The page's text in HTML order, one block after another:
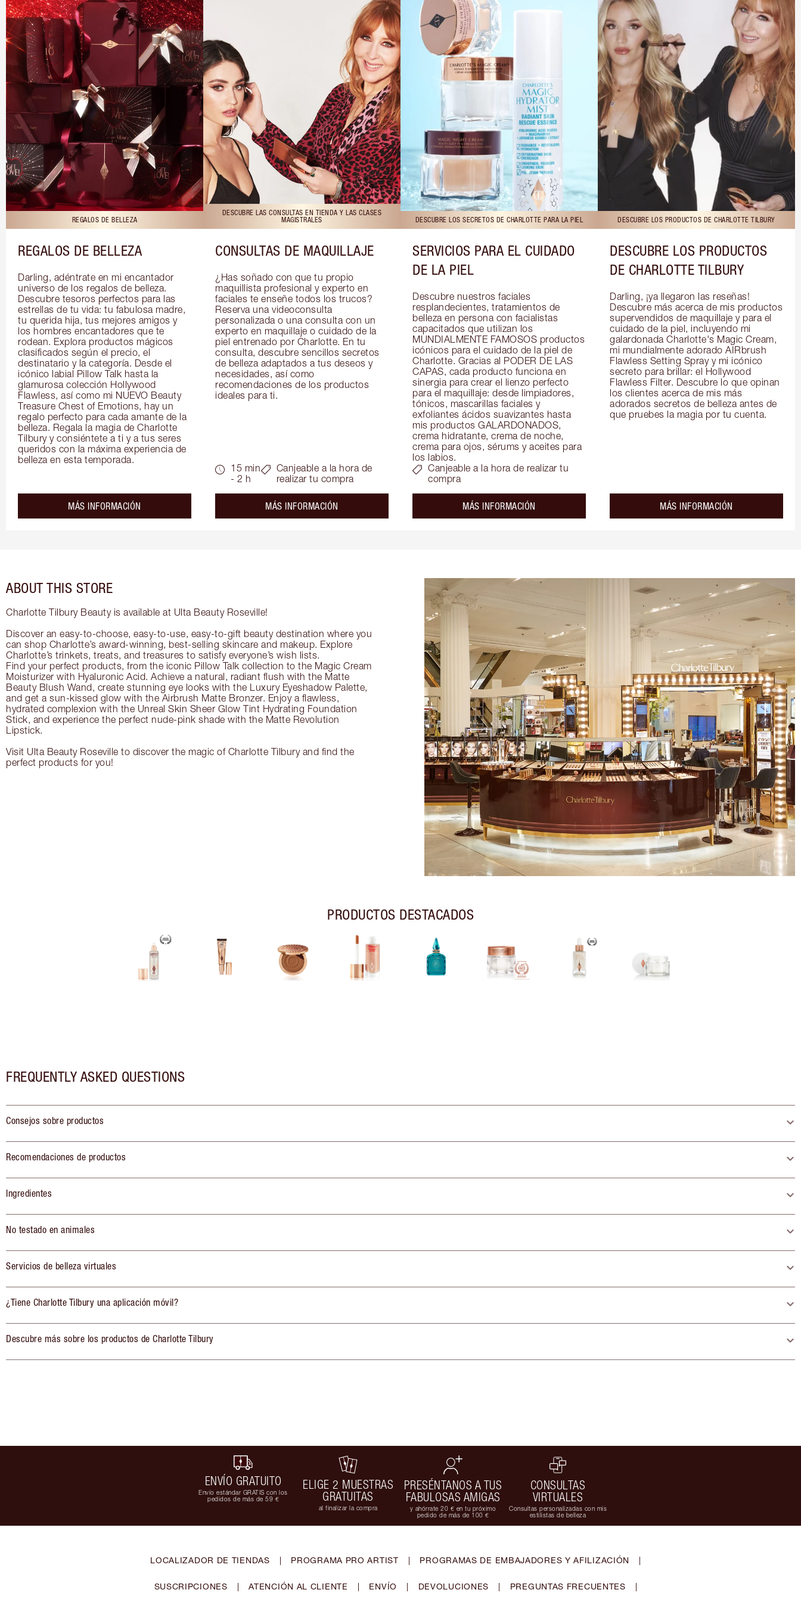
REGALOS DE BELLEZA
REGALOS DE BELLEZA
Darling, adéntrate en mi encantador
universo de los regalos de belleza.
Descubre tesoros perfectos para las
estrellas de tu vida: tu fabulosa madre,
tu querida hija, tus mejores amigos y
los hombres encantadores que te
rodean. Explora productos mágicos
clasificados según el precio, el
destinatario y la categoría. Desde el
icónico labial Pillow Talk hasta la
glamurosa colección Hollywood
Flawless, así como mi NUEVO Beauty
Treasure Chest of Emotions, hay un
regalo perfecto para cada amante de la
belleza. Regala la magia de Charlotte
Tilbury y consiéntete a ti y a tus seres
queridos con la máxima experiencia de
belleza en esta temporada.
MÁS INFORMACIÓN
DESCUBRE LAS CONSULTAS EN TIENDA Y LAS CLASES
MAGISTRALES
CONSULTAS DE MAQUILLAJE
¿Has soñado con que tu propio
maquillista profesional y experto en
faciales te enseñe todos los trucos?
Reserva una videoconsulta
personalizada o una consulta con un
experto en maquillaje o cuidado de la
piel entrenado por Charlotte. En tu
consulta, descubre sencillos secretos
de belleza adaptados a tus deseos y
necesidades, así como
recomendaciones de los productos
ideales para ti.
15 min
- 2 h
Canjeable a la hora de
realizar tu compra
MÁS INFORMACIÓN
DESCUBRE LOS SECRETOS DE CHARLOTTE PARA LA PIEL
SERVICIOS PARA EL CUIDADO
DE LA PIEL
Descubre nuestros faciales
resplandecientes, tratamientos de
belleza en persona con facialistas
capacitados que utilizan los
MUNDIALMENTE FAMOSOS productos
icónicos para el cuidado de la piel de
Charlotte. Gracias al PODER DE LAS
CAPAS, cada producto funciona en
sinergia para crear el lienzo perfecto
para el maquillaje: desde limpiadores,
tónicos, mascarillas faciales y
exfoliantes ácidos suavizantes hasta
mis productos GALARDONADOS,
crema hidratante, crema de noche,
crema para ojos, sérums y aceites para
los labios.
Canjeable a la hora de realizar tu
compra
MÁS INFORMACIÓN
DESCUBRE LOS PRODUCTOS DE CHARLOTTE TILBURY
DESCUBRE LOS PRODUCTOS
DE CHARLOTTE TILBURY
Darling, ¡ya llegaron las reseñas!
Descubre más acerca de mis productos
supervendidos de maquillaje y para el
cuidado de la piel, incluyendo mi
galardonada Charlotte's Magic Cream,
mi mundialmente adorado AIRbrush
Flawless Setting Spray y mi icónico
secreto para brillar: el Hollywood
Flawless Filter. Descubre lo que opinan
los clientes acerca de mis más
adorados secretos de belleza antes de
que pruebes la magia por tu cuenta.
MÁS INFORMACIÓN
ABOUT THIS STORE
Charlotte Tilbury Beauty is available at Ulta Beauty Roseville!
Discover an easy-to-choose, easy-to-use, easy-to-gift beauty destination where you
can shop Charlotte’s award-winning, best-selling skincare and makeup. Explore
Charlotte’s trinkets, treats, and treasures to satisfy everyone’s wish lists.
Find your perfect products, from the iconic Pillow Talk collection to the Magic Cream
Moisturizer with Hyaluronic Acid. Achieve a natural, radiant flush with the Matte
Beauty Blush Wand, create stunning eye looks with the Luxury Eyeshadow Palette,
and get a sun-kissed glow with the Airbrush Matte Bronzer. Enjoy a flawless,
hydrated complexion with the Unreal Skin Sheer Glow Tint Hydrating Foundation
Stick, and experience the perfect nude-pink shade with the Matte Revolution
Lipstick.
Visit Ulta Beauty Roseville to discover the magic of Charlotte Tilbury and find the
perfect products for you!
PRODUCTOS DESTACADOS
FREQUENTLY ASKED QUESTIONS
Consejos sobre productos
Recomendaciones de productos
Ingredientes
No testado en animales
Servicios de belleza virtuales
¿Tiene Charlotte Tilbury una aplicación móvil?
Descubre más sobre los productos de Charlotte Tilbury
ENVÍO GRATUITO
Envío estándar GRATIS con los
pedidos de más de 59 €
ELIGE 2 MUESTRAS
GRATUITAS
al finalizar la compra
PRESÉNTANOS A TUS
FABULOSAS AMIGAS
y ahórrate 20 € en tu próximo
pedido de más de 100 €
CONSULTAS
VIRTUALES
Consultas personalizadas con mis
estilistas de belleza
LOCALIZADOR DE TIENDAS | PROGRAMA PRO ARTIST | PROGRAMAS DE EMBAJADORES Y AFILIZACIÓN |
SUSCRIPCIONES | ATENCIÓN AL CLIENTE | ENVÍO | DEVOLUCIONES | PREGUNTAS FRECUENTES |